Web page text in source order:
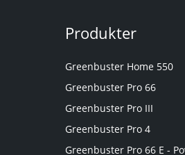
Produkter
Greenbuster Home 550
Greenbuster Pro 66
Greenbuster Pro III
Greenbuster Pro 4
Greenbuster Pro 66 E -